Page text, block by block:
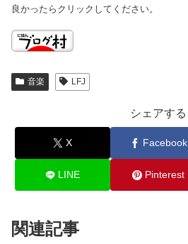
良かったらクリックしてください。
音楽 LFJ
シェアする
X Facebook
LINE Pinterest
関連記事